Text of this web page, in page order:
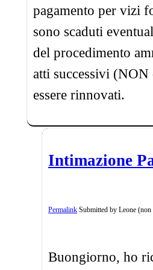
pagamento per vizi
sono scaduti
del procedimento
atti successivi (NON
essere rinnovati.
Intimazione
Permalink Submitted by Leone
Buongiorno, ho